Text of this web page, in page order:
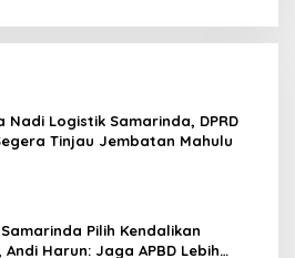
Nadi Logistik Samarinda, DPRD
Tinjau Jembatan Mahulu
Pilih Kendalikan
Andi Harun: Jaga APBD Lebih